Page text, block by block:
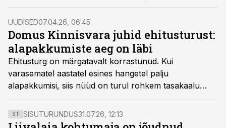
tehingute kitsakohad.
UUDISED07.04.26, 06:45
Domus Kinnisvara juhid ehitusturust:
alapakkumiste aeg on läbi
Ehitusturg on märgatavalt korrastunud. Kui
varasematel aastatel esines hangetel palju
alapakkumisi, siis nüüd on turul rohkem tasakaalu
ning hinnapakkumised on muutunud täpsemaks ja
läbipaistvamaks, rääkisid Domus Kinnisvara juhid
Ingvar Allekand ja Tõnu Leinbock saates „Eetris on
ST SISUTURUNDUS31.07.26, 12:13